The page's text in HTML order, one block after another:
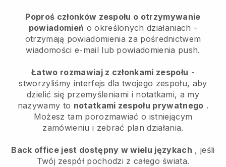
Poproś członków zespołu o otrzymywanie
powiadomień o określonych działaniach -
otrzymają powiadomienia za pośrednictwem
wiadomości e-mail lub powiadomienia push.
Łatwo rozmawiaj z członkami zespołu -
stworzyliśmy interfejs dla twojego zespołu, aby
dzielić się przemyśleniami i notatkami, a my
nazywamy to notatkami zespołu prywatnego .
Możesz tam porozmawiać o istniejącym
zamówieniu i zebrać plan działania.
Back office jest dostępny w wielu językach , jeśli
Twój zespół pochodzi z całego świata.